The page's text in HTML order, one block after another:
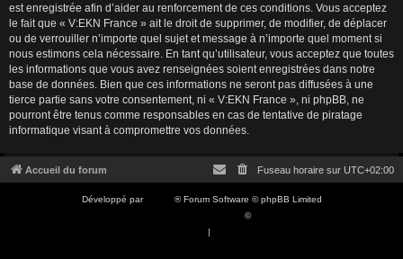
est enregistrée afin d’aider au renforcement de ces conditions. Vous acceptez
le fait que « V:EKN France » ait le droit de supprimer, de modifier, de déplacer
ou de verrouiller n’importe quel sujet et message à n’importe quel moment si
nous estimons cela nécessaire. En tant qu’utilisateur, vous acceptez que toutes
les informations que vous avez renseignées soient enregistrées dans notre
base de données. Bien que ces informations ne seront pas diffusées à une
tierce partie sans votre consentement, ni « V:EKN France », ni phpBB, ne
pourront être tenus comme responsables en cas de tentative de piratage
informatique visant à compromettre vos données.
Accueil du forum Fuseau horaire sur UTC+02:00
Développé par
® Forum Software © phpBB Limited
©
|